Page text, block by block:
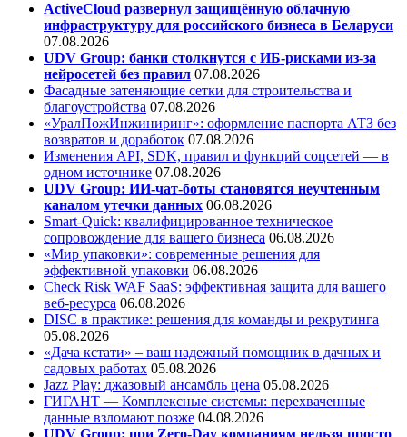
ActiveCloud развернул защищённую облачную
инфраструктуру для российского бизнеса в Беларуси
07.08.2026
UDV Group: банки столкнутся с ИБ-рисками из-за
нейросетей без правил 07.08.2026
Фасадные затеняющие сетки для строительства и
благоустройства 07.08.2026
«УралПожИнжиниринг»: оформление паспорта АТЗ без
возвратов и доработок 07.08.2026
Изменения API, SDK, правил и функций соцсетей — в
одном источнике 07.08.2026
UDV Group: ИИ-чат-боты становятся неучтенным
каналом утечки данных 06.08.2026
Smart-Quick: квалифицированное техническое
сопровождение для вашего бизнеса 06.08.2026
«Мир упаковки»: современные решения для
эффективной упаковки 06.08.2026
Check Risk WAF SaaS: эффективная защита для вашего
веб-ресурса 06.08.2026
DISC в практике: решения для команды и рекрутинга
05.08.2026
«Дача кстати» – ваш надежный помощник в дачных и
садовых работах 05.08.2026
Jazz Play: джазовый ансамбль цена 05.08.2026
ГИГАНТ — Комплексные системы: перехваченные
данные взломают позже 04.08.2026